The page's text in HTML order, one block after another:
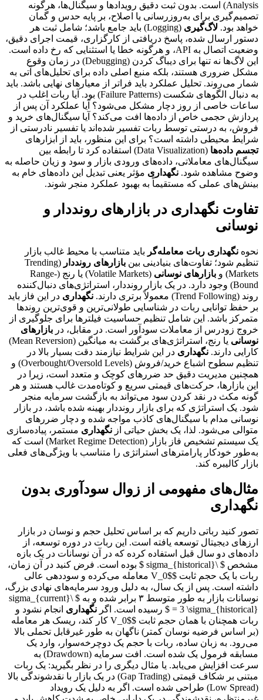
Analysis) است. بدون ثبت دقیق رویدادها و سیگنال‌ها، هرگونه
تصمیم‌گیری برای به‌روزرسانی یا اصلاح، بر پایه حدس و گمان
خواهد بود. لاگ‌گیری
(Logging) باید جامع باشد؛ شامل ثبت هر
دستور ارسال شده، پاسخ دریافتی از کارگزاری، قیمت اجرای دقیق،
وضعیت اتصال به API، و هرگونه خطا یا استثنایی که رخ داده است.
این لاگ‌ها نه تنها برای دیباگ کردن (Debugging) در زمان وقوع
مشکل ضروری هستند، بلکه منبع اصلی داده برای تحلیل‌های آتی به
شمار می‌روند. تحلیل عملکرد باید فراتر از معیارهای نهایی باشد. باید
به دنبال الگوهای شکست (Failure Patterns) بود. آیا ربات اغلب در
ساعات خاصی از روز دچار مشکل می‌شود؟ آیا عملکرد آن پس از
پردازش حجمی خاص از داده‌ها افت می‌کند؟ آیا سیگنال‌های خرید و
فروش، به درستی توسط ربات تفسیر شده‌اند یا تفسیر نادرستی از
شرایط محیطی داشته است؟ برای این منظور، باید از ابزارهای
تجسم داده‌ها
(Data Visualization) استفاده کرد تا رابطه بین
سیگنال‌های معاملاتی، داده‌های ورودی بازار و سود و زیان حاصله به
وضوح مشاهده شود. نگهداری مؤثر یعنی تبدیل این داده‌های خام به
بینش‌های عملی که مستقیماً به بهبود عملکرد منجر شوند.
تفاوت نگهداری در بازارهای رونددار و
نوسانی
نحوه نگهداری ربات معامله‌گر باید متناسب با محیط غالب بازار
تنظیم شود؛ تفاوت‌های بنیادینی بین بازارهای رونددار
(Trending
Markets) و
بازارهای نوسانی
(Volatile Markets) یا رنج (Range-
Bound) وجود دارد. در یک بازار رونددار، استراتژی‌های دنبال‌کننده
روند (Trend Following) معمولاً برتری دارند.
نگهداری در این فاز باید
بر حفظ توانایی ربات در شناسایی طولانی‌ترین و قوی‌ترین روندها
متمرکز باشد. این شامل تنظیم حساسیت فیلترها برای جلوگیری از
خروج زودرس از معاملات سودآور است. در مقابل، در بازارهای
نوسانی
یا رنج، استراتژی‌های برگشت به میانگین (Mean Reversion)
کارایی دارند. نگهداری در این شرایط نیازمند دقت بسیار بالا در
تنظیم سطوح اشباع خرید/فروش (Overbought/Oversold Levels) و
همچنین مدیریت دقیق حد ضرر‌های کوچک و متعدد است، زیرا در
این بازارها، حرکت‌های قیمتی سریع و کوتاه‌مدت غالب هستند و هر
گونه مکث در نقد کردن سود می‌تواند به بازگشت سرمایه منجر
شود. یک استراتژی که برای بازار رونددار بهینه شده باشد، در بازار
نوسانی مدام با سیگنال‌های کاذب مواجه شده و دچار ضررهای
متوالی می‌شود. لذا، یک بخش حیاتی از نگهداری مستمر، پیاده‌سازی
یک سیستم تشخیص فاز بازار (Market Regime Detection) است که
به‌طور خودکار پارامترهای استراتژی را متناسب با ویژگی‌های فعلی
بازار کالیبره کند.
مثال‌های مفهومی از زوال سودآوری بدون
نگهداری
تصور کنید رباتی داریم که بر اساس تحلیل حجم و نوسان در بازار
ارزهای دیجیتال توسعه یافته است. این ربات در دوره توسعه، از
داده‌های دو سال قبل استفاده کرده که در آن نوسانات در یک بازه
مشخص $ \sigma_{historical} $ بوده است. فرض کنید در آن زمان،
ربات با یک حجم ثابت $V_0$ معامله می‌کرده و سوددهی عالی
داشته است. پس از یک سال، به دلیل ورود سرمایه‌های نهادی بزرگ،
نوسانات بازار به طور متوسط ۳ برابر شده و به $ \sigma_{current}
= 3 \sigma_{historical} $ رسیده است. اگر
نگهداری انجام نشود و
ربات همچنان با همان حجم ثابت $V_0$ کار کند، ریسک هر معامله
(بر اساس فرضیه نوسان کمتر) ناگهان به طور غیرقابل تحملی بالا
می‌رود. به زبان ساده، ربات با حجم یک دوچرخه‌سوار، وارد یک
مسابقه فرمول یک شده است. افت سرمایه (Drawdown) به
سرعت افزایش می‌یابد. یا مثال دیگری را در نظر بگیرید: یک ربات
مبتنی بر شکاف قیمتی (Gap Trading) در یک بازار با نقدشوندگی بالا
(Low Spread) طراحی شده است. اگر به دلیل یک رویداد